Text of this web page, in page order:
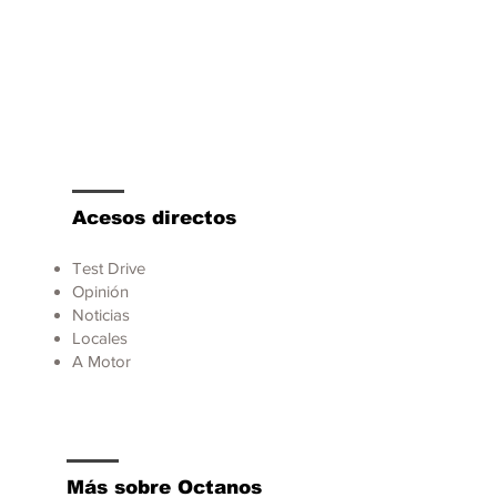
Acesos directos
Test Drive
Opinión
Noticias
Locales
A Motor
Más sobre Octanos